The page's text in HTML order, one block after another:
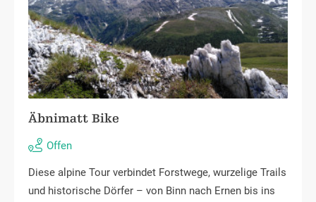
Äbnimatt Bike
Offen
Diese alpine Tour verbindet Forstwege, wurzelige Trails
und historische Dörfer – von Binn nach Ernen bis ins